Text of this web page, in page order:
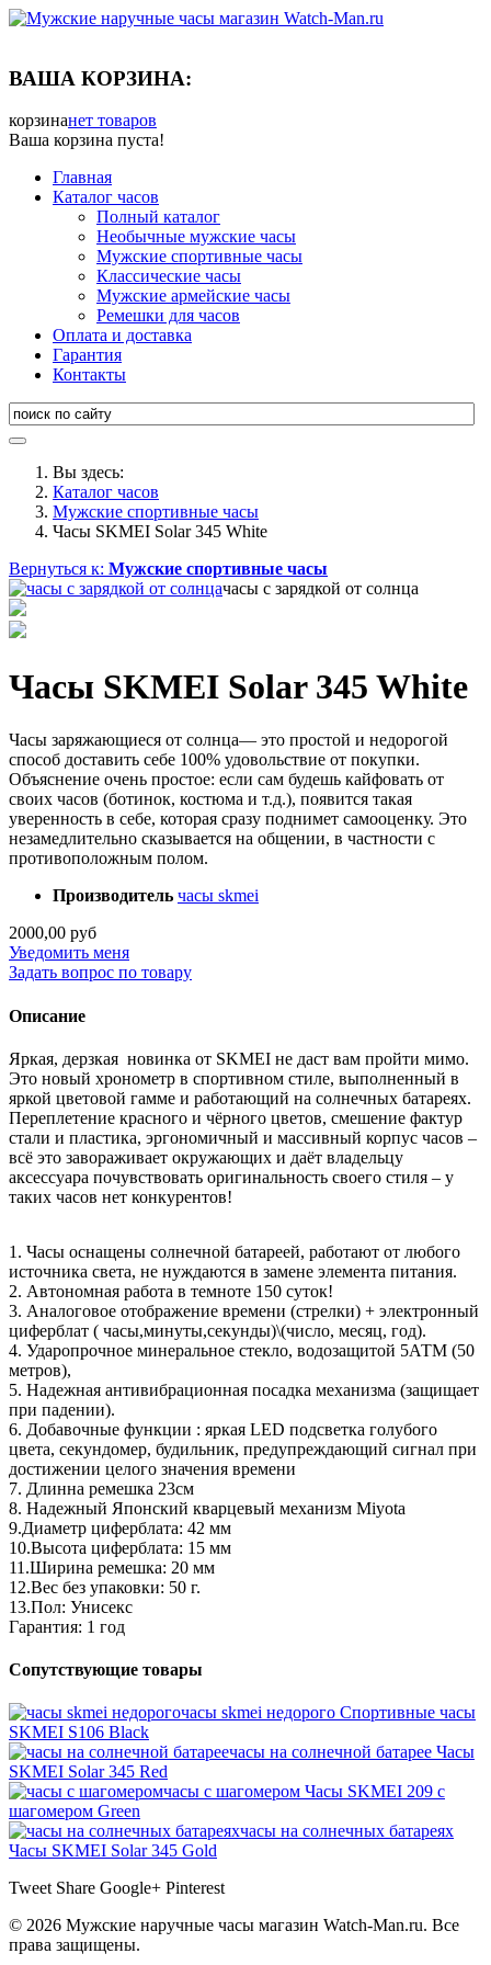
ВАША КОРЗИНА:
корзинанет товаров
Ваша корзина пуста!
Главная
Каталог часов
Полный каталог
Необычные мужские часы
Мужские спортивные часы
Классические часы
Мужские армейские часы
Ремешки для часов
Оплата и доставка
Гарантия
Контакты
Вы здесь:
Каталог часов
Мужские спортивные часы
Часы SKMEI Solar 345 White
Вернуться к: Мужские спортивные часы
часы с зарядкой от солнца
Часы SKMEI Solar 345 White
Часы заряжающиеся от солнца— это простой и недорогой
способ доставить себе 100% удовольствие от покупки.
Объяснение очень простое: если сам будешь кайфовать от
своих часов (ботинок, костюма и т.д.), появится такая
уверенность в себе, которая сразу поднимет самооценку. Это
незамедлительно сказывается на общении, в частности с
противоположным полом.
Производитель часы skmei
2000,00 руб
Уведомить меня
Задать вопрос по товару
Описание
Яркая, дерзкая новинка от SKMEI не даст вам пройти мимо.
Это новый хронометр в спортивном стиле, выполненный в
яркой цветовой гамме и работающий на солнечных батареях.
Переплетение красного и чёрного цветов, смешение фактур
стали и пластика, эргономичный и массивный корпус часов –
всё это завораживает окружающих и даёт владельцу
аксессуара почувствовать оригинальность своего стиля – у
таких часов нет конкурентов!
1. Часы оснащены солнечной батареей, работают от любого
источника света, не нуждаются в замене элемента питания.
2. Автономная работа в темноте 150 суток!
3. Аналоговое отображение времени (стрелки) + электронный
циферблат ( часы,минуты,секунды)\(число, месяц, год).
4. Ударопрочное минеральное стекло, водозащитой 5АТМ (50
метров),
5. Надежная антивибрационная посадка механизма (защищает
при падении).
6. Добавочные функции : яркая LED подсветка голубого
цвета, секундомер, будильник, предупреждающий сигнал при
достижении целого значения времени
7. Длинна ремешка 23см
8. Надежный Японский кварцевый механизм Miyota
9.Диаметр циферблата: 42 мм
10.Высота циферблата: 15 мм
11.Ширина ремешка: 20 мм
12.Вес без упаковки: 50 г.
13.Пол: Унисекс
Гарантия: 1 год
Сопутствующие товары
часы skmei недорого Спортивные часы
SKMEI S106 Black
часы на солнечной батарее Часы
SKMEI Solar 345 Red
часы с шагомером Часы SKMEI 209 с
шагомером Green
часы на солнечных батареях
Часы SKMEI Solar 345 Gold
Tweet Share Google+ Pinterest
© 2026 Мужские наручные часы магазин Watch-Man.ru. Все
права защищены.